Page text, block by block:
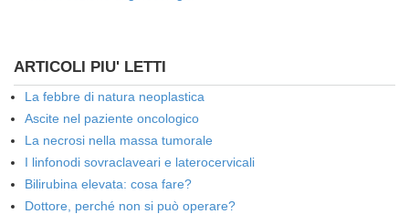
ARTICOLI PIU' LETTI
La febbre di natura neoplastica
Ascite nel paziente oncologico
La necrosi nella massa tumorale
I linfonodi sovraclaveari e laterocervicali
Bilirubina elevata: cosa fare?
Dottore, perché non si può operare?